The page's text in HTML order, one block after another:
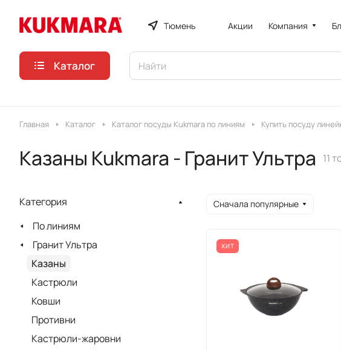
Тюмень Акции Компания
Каталог
Главная Каталог Каталог посуды Kukmara по линиям Купить посуду
Казаны Kukmara - Гранит Ультра 11
Сначала популярные
ХИТ
Категория
По линиям
Гранит Ультра
Казаны
Кастрюли
Ковши
Противни
Кастрюли-жаровни